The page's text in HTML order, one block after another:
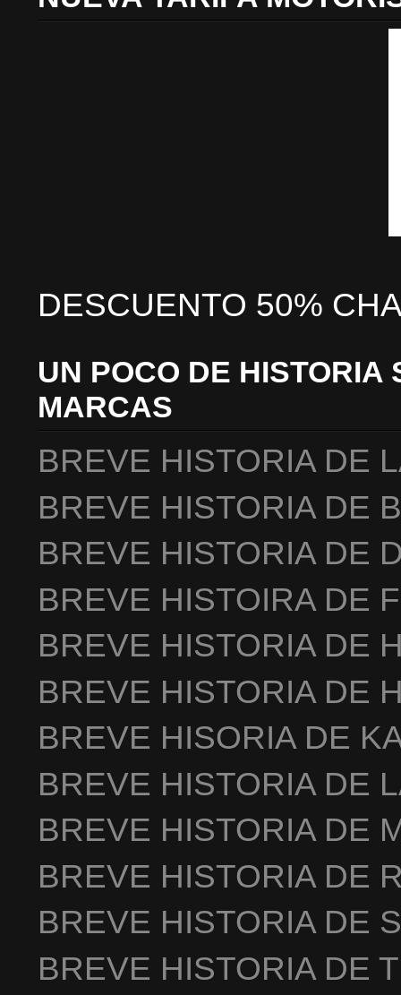
DESCUENTO 50%
UN POCO DE HISTORIA
MARCAS
BREVE HISTORIA DE
BREVE HISTORIA DE
BREVE HISTORIA DE
BREVE HISTOIRA DE
BREVE HISTORIA DE
BREVE HISTORIA DE
BREVE HISORIA DE
BREVE HISTORIA DE
BREVE HISTORIA DE
BREVE HISTORIA DE
BREVE HISTORIA DE
BREVE HISTORIA DE